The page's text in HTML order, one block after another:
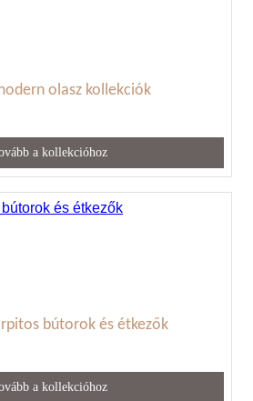
olasz kollekciók
a kollekcióhoz
bútorok és étkezők
a kollekcióhoz